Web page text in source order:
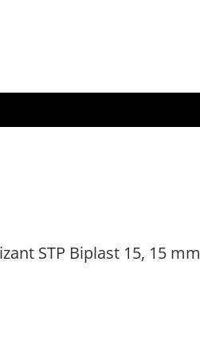
STP Biplast 15, 15 mm